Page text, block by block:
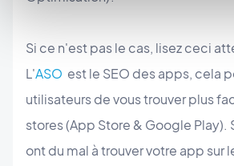
Si ce n'est pas le cas, lisez ceci
L'ASO est le SEO des apps, cela
utilisateurs de vous trouver plus
stores (App Store & Google Play).
ont du mal à trouver votre app sur